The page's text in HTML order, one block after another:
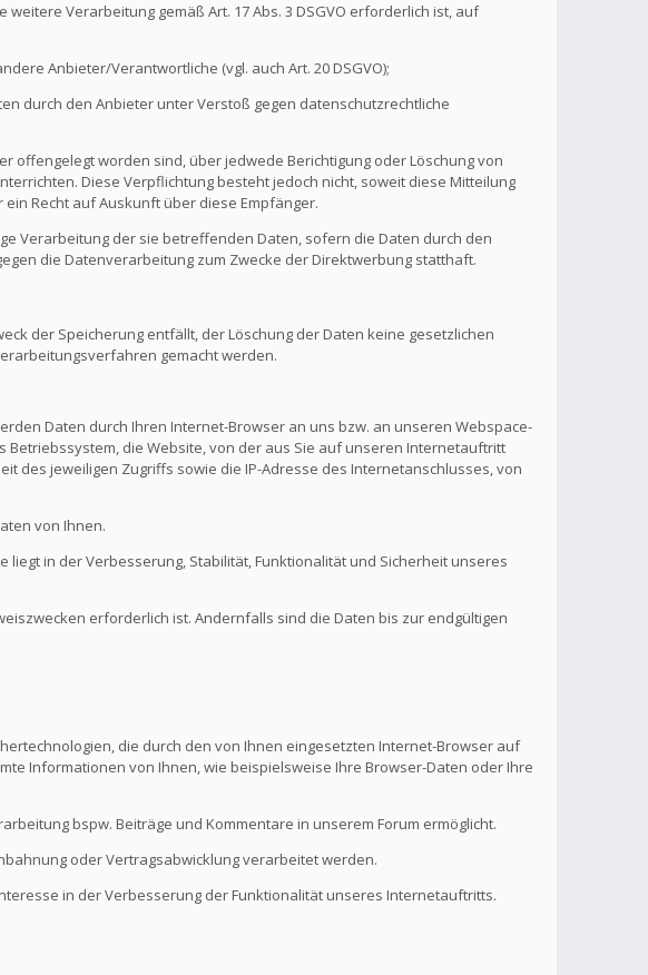
Verarbeitung gemäß Art. 17 Abs. 3 DSGVO erforderlich ist, auf
Anbieter/Verantwortliche (vgl. auch Art. 20 DSGVO);
durch den Anbieter unter Verstoß gegen datenschutzrechtliche
offengelegt worden sind, über jedwede Berichtigung oder Löschung von
Diese Verpflichtung besteht jedoch nicht, soweit diese Mitteilung
Recht auf Auskunft über diese Empfänger.
Verarbeitung der sie betreffenden Daten, sofern die Daten durch den
die Datenverarbeitung zum Zwecke der Direktwerbung statthaft.
der Speicherung entfällt, der Löschung der Daten keine gesetzlichen
gemacht werden.
Daten durch Ihren Internet-Browser an uns bzw. an unseren Webspace-
die Website, von der aus Sie auf unseren Internetauftritt
des jeweiligen Zugriffs sowie die IP-Adresse des Internetanschlusses, von
von Ihnen.
liegt in der Verbesserung, Stabilität, Funktionalität und Sicherheit unseres
erforderlich ist. Andernfalls sind die Daten bis zur endgültigen
die durch den von Ihnen eingesetzten Internet-Browser auf
Informationen von Ihnen, wie beispielsweise Ihre Browser-Daten oder Ihre
bspw. Beiträge und Kommentare in unserem Forum ermöglicht.
oder Vertragsabwicklung verarbeitet werden.
in der Verbesserung der Funktionalität unseres Internetauftritts.